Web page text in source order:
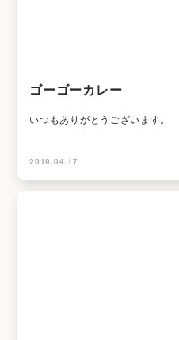
ゴーゴーカレー
いつもありがとうございます。
2019.04.17